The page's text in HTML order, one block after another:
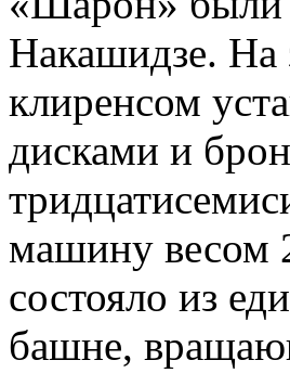
Накашидзе. На
клиренсом
дисками и
машину весом
состояло из
башне,